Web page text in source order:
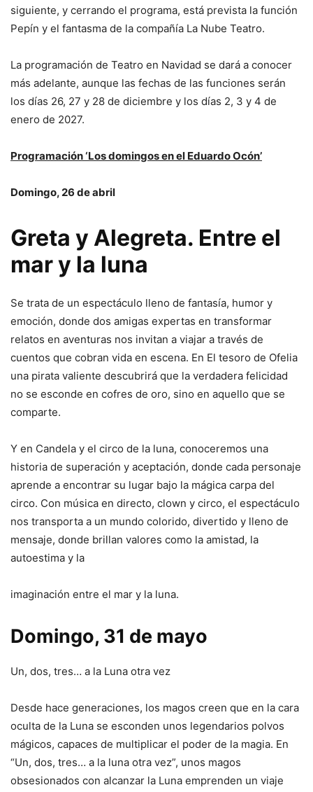
siguiente, y cerrando el programa, está prevista la función
Pepín y el fantasma de la compañía La Nube Teatro.
La programación de Teatro en Navidad se dará a conocer
más adelante, aunque las fechas de las funciones serán
los días 26, 27 y 28 de diciembre y los días 2, 3 y 4 de
enero de 2027.
Programación ‘Los domingos en el Eduardo Ocón’
Domingo, 26 de abril
Greta y Alegreta. Entre el
mar y la luna
Se trata de un espectáculo lleno de fantasía, humor y
emoción, donde dos amigas expertas en transformar
relatos en aventuras nos invitan a viajar a través de
cuentos que cobran vida en escena. En El tesoro de Ofelia
una pirata valiente descubrirá que la verdadera felicidad
no se esconde en cofres de oro, sino en aquello que se
comparte.
Y en Candela y el circo de la luna, conoceremos una
historia de superación y aceptación, donde cada personaje
aprende a encontrar su lugar bajo la mágica carpa del
circo. Con música en directo, clown y circo, el espectáculo
nos transporta a un mundo colorido, divertido y lleno de
mensaje, donde brillan valores como la amistad, la
autoestima y la
imaginación entre el mar y la luna.
Domingo, 31 de mayo
Un, dos, tres… a la Luna otra vez
Desde hace generaciones, los magos creen que en la cara
oculta de la Luna se esconden unos legendarios polvos
mágicos, capaces de multiplicar el poder de la magia. En
“Un, dos, tres… a la luna otra vez”, unos magos
obsesionados con alcanzar la Luna emprenden un viaje